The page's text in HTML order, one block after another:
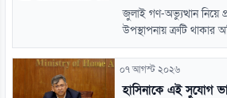
জুলাই গণ-অভ্যুত্থান নিয়ে
উপস্থাপনায় ত্রুটি থাকার
০৭ আগস্ট ২০২৬
হাসিনাকে এই সুযোগ